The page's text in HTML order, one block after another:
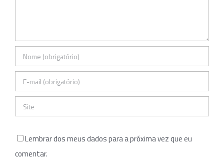
Lembrar dos meus dados para a próxima vez que eu
comentar.